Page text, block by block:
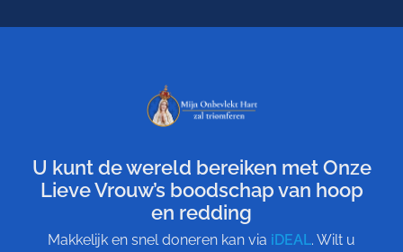
U kunt de wereld bereiken met Onze
Lieve Vrouw’s boodschap van hoop
en redding
Makkelijk en snel doneren kan via iDEAL. Wilt u